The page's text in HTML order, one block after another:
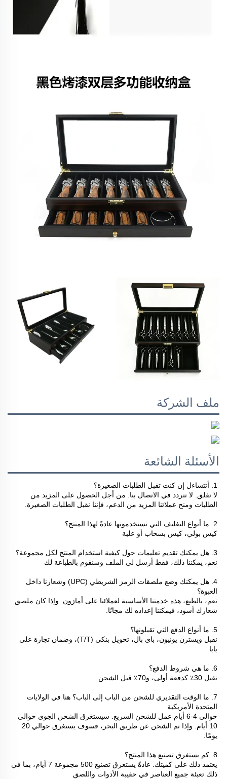
ملف الشركة
الأسئلة الشائعة
1. أتتساءل إن كنت تقبل الطلبات الصغيرة؟
الطلبات ومنح عملائنا المزيد من الدعم، فإننا نقبل الطلبات الصغيرة.
2. ما أنواع التغليف التي تستخدمونها عادةً لهذا المنتج؟
كيس بولي، كيس بسحاب أو علبة
3. هل يمكنك تقديم تعليمات حول كيفية استخدام المنتج لكل مجموعة؟
نعم، يمكننا ذلك، فقط أرسل لي الملف وسنقوم بالطباعة لك
العبوة؟
شعارك أسود، فيمكننا إعداده لك مجانًا.
5. ما أنواع الدفع التي تقبلونها؟
بابا
6. ما هي شروط الدفع؟
نقبل 30٪ كدفعة أولى، و70٪ قبل الشحن
المتحدة الأمريكية
يومًا.
8. كم يستغرق تصنيع هذا المنتج؟
ذلك تعبئة جميع العناصر في حقيبة الأدوات واللصق